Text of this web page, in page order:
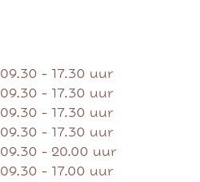
09.30 - 17.30 uur
09.30 - 17.30 uur
09.30 - 17.30 uur
09.30 - 17.30 uur
09.30 - 20.00 uur
09.30 - 17.00 uur